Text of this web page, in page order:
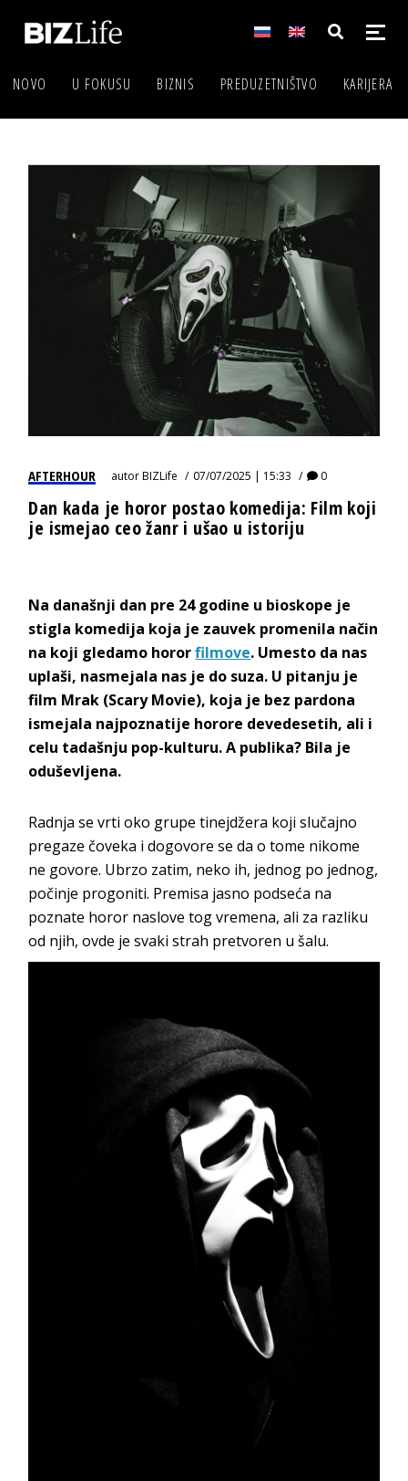
NOVO U FOKUSU BIZNIS PREDUZETNIŠTVO KARIJERA
AFTERHOUR autorBIZLife 07/07/2025 | 15:33 0
Dan kada je horor postao komedija: Film koji
je ismejao ceo žanr i ušao u istoriju
Na današnji dan pre 24 godine u bioskope je
stigla komedija koja je zauvek promenila način
na koji gledamo hororfilmove. Umesto da nas
uplaši, nasmejala nas je do suza. U pitanju je
film Mrak (Scary Movie), koja je bez pardona
ismejala najpoznatije horore devedesetih, ali i
celu tadašnju pop-kulturu. A publika? Bila je
oduševljena.
Radnja se vrti oko grupe tinejdžera koji slučajno
pregaze čoveka i dogovore se da o tome nikome
ne govore. Ubrzo zatim, neko ih, jednog po jednog,
počinje progoniti. Premisa jasno podseća na
poznate horor naslove tog vremena, ali za razliku
od njih, ovde je svaki strah pretvoren u šalu.